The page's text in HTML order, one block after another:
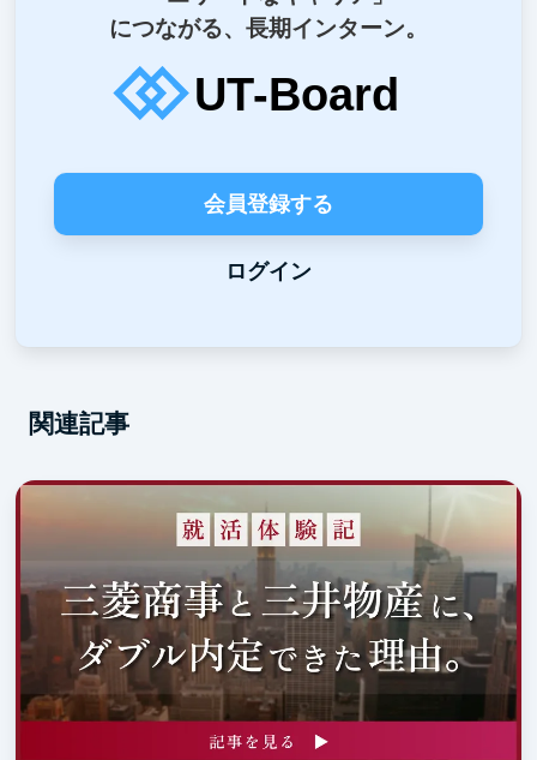
につながる、長期インターン。
会員登録する
ログイン
関連記事